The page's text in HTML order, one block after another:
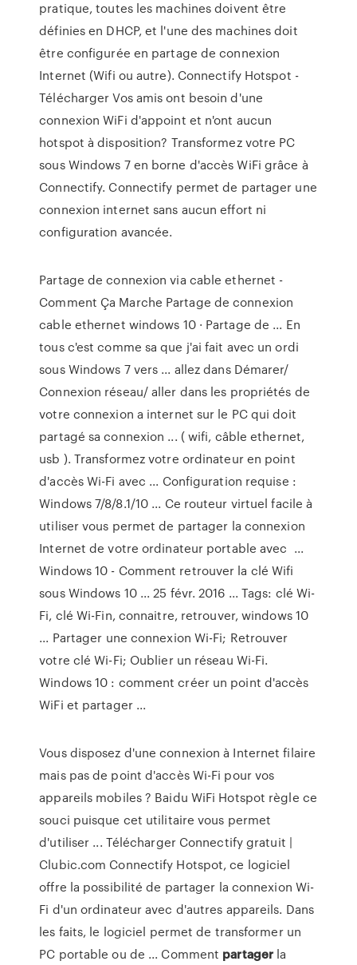
pratique, toutes les machines doivent être
définies en DHCP, et l'une des machines doit
être configurée en partage de connexion
Internet (Wifi ou autre). Connectify Hotspot -
Télécharger Vos amis ont besoin d'une
connexion WiFi d'appoint et n'ont aucun
hotspot à disposition? Transformez votre PC
sous Windows 7 en borne d'accès WiFi grâce à
Connectify. Connectify permet de partager une
connexion internet sans aucun effort ni
configuration avancée.
Partage de connexion via cable ethernet -
Comment Ça Marche Partage de connexion
cable ethernet windows 10 · Partage de ... En
tous c'est comme sa que j'ai fait avec un ordi
sous Windows 7 vers ... allez dans Démarer/
Connexion réseau/ aller dans les propriétés de
votre connexion a internet sur le PC qui doit
partagé sa connexion ... ( wifi, câble ethernet,
usb ). Transformez votre ordinateur en point
d'accès Wi-Fi avec ... Configuration requise :
Windows 7/8/8.1/10 ... Ce routeur virtuel facile à
utiliser vous permet de partager la connexion
Internet de votre ordinateur portable avec ...
Windows 10 - Comment retrouver la clé Wifi
sous Windows 10 ... 25 févr. 2016 ... Tags: clé Wi-
Fi, clé Wi-Fin, connaitre, retrouver, windows 10
... Partager une connexion Wi-Fi; Retrouver
votre clé Wi-Fi; Oublier un réseau Wi-Fi.
Windows 10 : comment créer un point d'accès
WiFi et partager ...
Vous disposez d'une connexion à Internet filaire
mais pas de point d'accès Wi-Fi pour vos
appareils mobiles ? Baidu WiFi Hotspot règle ce
souci puisque cet utilitaire vous permet
d'utiliser ... Télécharger Connectify gratuit |
Clubic.com Connectify Hotspot, ce logiciel
offre la possibilité de partager la connexion Wi-
Fi d'un ordinateur avec d'autres appareils. Dans
les faits, le logiciel permet de transformer un
PC portable ou de ... Comment partager la